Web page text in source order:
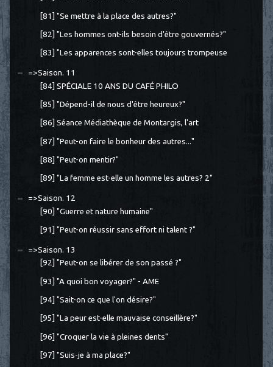
[81] "Se mettre à la place des autres?"
[82] "Les hommes ont-ils besoin d'être gouvernés?"
[83] "Les apparences sont-elles toujours trompeuse
=>Saison. 11
[84] SPÉCIALE 10 ANS DU CAFÉ PHILO
[85] "Dépend-il de nous d'être heureux?"
[86] Séance Médiathèque de Montargis, l'art
[87] "Peut-on faire le bonheur des autres..."
[88] "Peut-on mentir?"
[89] "La femme est-elle un homme les autres? 2"
=>Saison. 12
[90] "Guerre et nature humaine"
[91] "Peut-on réussir sans effort ni talent ?"
=>Saison. 13
[92] "Peut-on se libérer de son passé ?"
[93] "A quoi bon voyager?" - AME
[94] "Sait-on ce que l'on désire?"
[95] "La peur est-elle mauvaise conseillère?"
[96] "Croquer la vie à pleines dents"
[97] "Suis-je à ma place?"